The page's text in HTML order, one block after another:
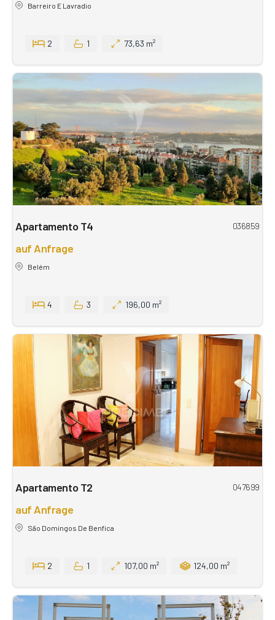
Barreiro E Lavradio
2 1 73,63 m²
Apartamento T4 036859
auf Anfrage
Belém
4 3 196,00 m²
Apartamento T2 047699
auf Anfrage
São Domingos De Benfica
2 1 107,00 m² 124,00 m²